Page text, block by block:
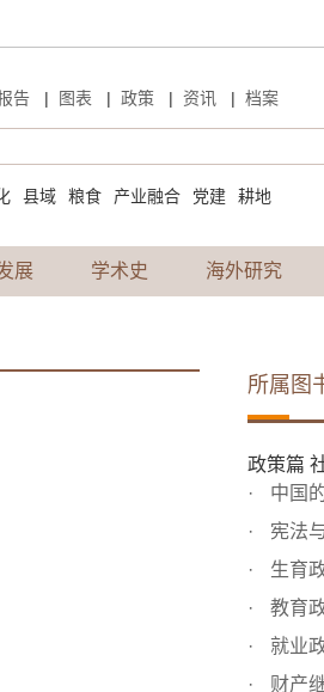
告 | 图表 | 政策 | 资讯 | 档案
县域 粮食 产业融合 党建 耕地
展 学术史 海外研究
所属图
政策篇
中国
宪法
生育
教育
就业
财产